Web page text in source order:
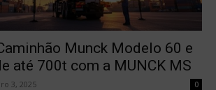
Munck Modelo 60 e
até 700t com a MUNCK MS
3, 2025 0